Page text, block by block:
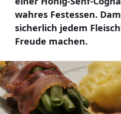
wahres Festessen.
sicherlich jedem
Freude machen.